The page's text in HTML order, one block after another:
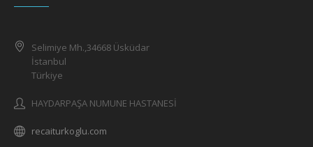
Selimiye Mh.,34668 Üsküdar
İstanbul
Türkiye
HAYDARPAŞA NUMUNE HASTANESİ
recaiturkoglu.com